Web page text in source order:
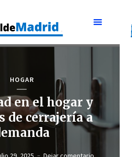
HOGAR
en el hogar y
de cerrajería a